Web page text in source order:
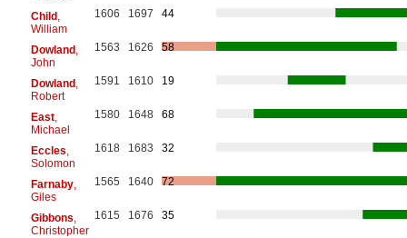
Child,
William
1606 1697 44
Dowland,
John
1563 1626 58
Dowland,
Robert
1591 1610 19
East,
Michael
1580 1648 68
Eccles
Solomon
1618 1683 32
Farnaby,
Giles
1565 1640 72
Gibbons
Christopher
1615 1676 35